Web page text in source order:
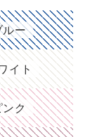
ルー
イト
ンク